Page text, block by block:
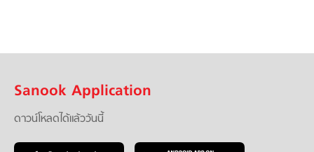
Sanook Application
ดาวน์โหลดได้แล้ววันนี้